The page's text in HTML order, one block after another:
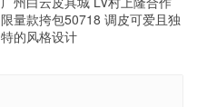
限量款挎包50718 调皮可爱且独
特的风格设计